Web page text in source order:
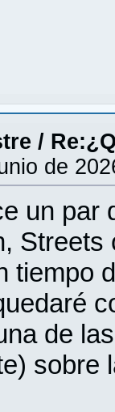
/
de
un par
tiempo
de
sobre